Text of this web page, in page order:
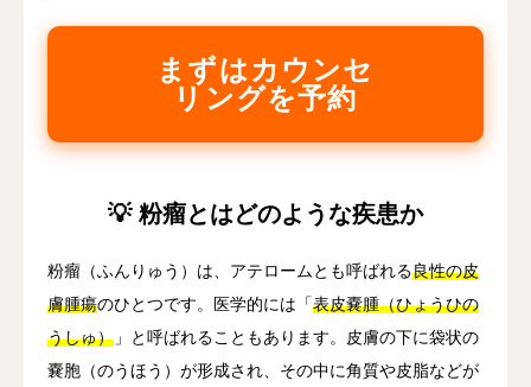
まずはカウンセ
リングを予約
💡 粉瘤とはどのような疾患か
粉瘤（ふんりゅう）は、アテロームとも呼ばれる良性の皮
膚腫瘍のひとつです。医学的には「表皮嚢腫（ひょうひの
うしゅ） 」と呼ばれることもあります。皮膚の下に袋状の
嚢胞（のうほう）が形成され、その中に角質や皮脂などが